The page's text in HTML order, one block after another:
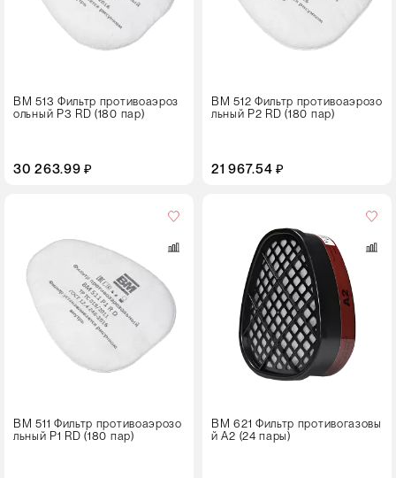
ВМ 513 Фильтр противоаэроз
ольный Р3 RD (180 пар)
30 263.99 ₽
ВМ 512 Фильтр противоаэрозо
льный Р2 RD (180 пар)
21 967.54 ₽
ВМ 511 Фильтр противоаэрозо
льный Р1 RD (180 пар)
ВМ 621 Фильтр противогазовы
й А2 (24 пары)
упаковке
24 пары